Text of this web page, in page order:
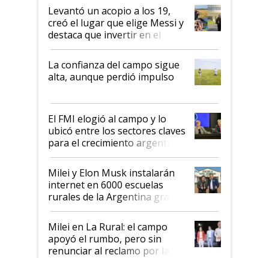
Levantó un acopio a los 19,
creó el lugar que elige Messi y
destaca que invertir en el
kirchnerismo era como "darle
plata a un hijo para droga":
Juan Félix Rossetti, el libertario
que de una dura crisis salió
de Milei
La confianza del campo sigue
alta, aunque perdió impulso
El FMI elogió al campo y lo
ubicó entre los sectores claves
para el crecimiento argentino
Milei y Elon Musk instalarán
internet en 6000 escuelas
rurales de la Argentina gracias
a un acuerdo con Starlink
Milei en La Rural: el campo
apoyó el rumbo, pero sin
renunciar al reclamo por las